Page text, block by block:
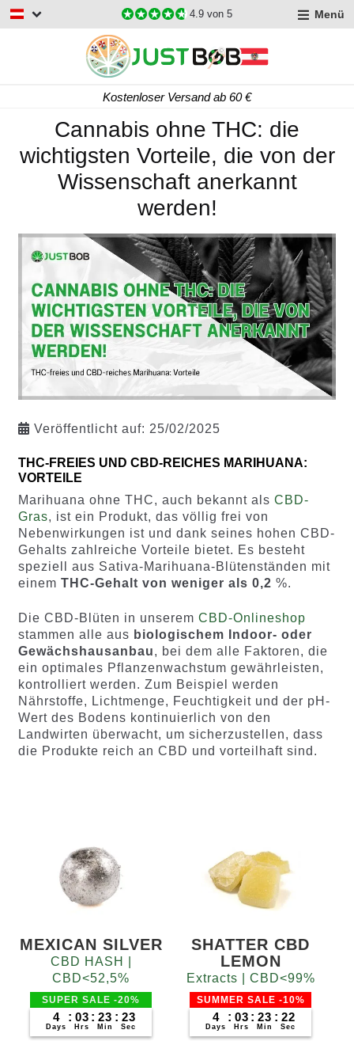
4.9 von 5 Menü
Kostenloser Versand ab 60 €
Cannabis ohne THC: die
wichtigsten Vorteile, die von der
Wissenschaft anerkannt
werden!
Veröffentlicht auf: 25/02/2025
THC-FREIES UND CBD-REICHES MARIHUANA:
VORTEILE
Marihuana ohne THC, auch bekannt als CBD-
Gras, ist ein Produkt, das völlig frei von
Nebenwirkungen ist und dank seines hohen CBD-
Gehalts zahlreiche Vorteile bietet. Es besteht
speziell aus Sativa-Marihuana-Blütenständen mit
einem THC-Gehalt von weniger als 0,2 %.
Die CBD-Blüten in unserem CBD-Onlineshop
stammen alle aus biologischem Indoor- oder
Gewächshausanbau, bei dem alle Faktoren, die
ein optimales Pflanzenwachstum gewährleisten,
kontrolliert werden. Zum Beispiel werden
Nährstoffe, Lichtmenge, Feuchtigkeit und der pH-
Wert des Bodens kontinuierlich von den
Landwirten überwacht, um sicherzustellen, dass
die Produkte reich an CBD und vorteilhaft sind.
MEXICAN SILVER
CBD HASH |
CBD<52,5%
SUPER SALE -20%
4
Days
: 03
Hrs
: 23
Min
: 22
Sec
SHATTER CBD
LEMON
Extracts | CBD<99%
SUMMER SALE -10%
4
Days
: 03
Hrs
: 23
Min
: 22
Sec